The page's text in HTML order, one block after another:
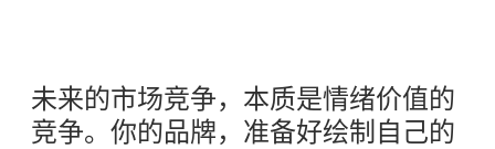
未来的市场竞争，本质是情绪价值的
竞争。你的品牌，准备好绘制自己的